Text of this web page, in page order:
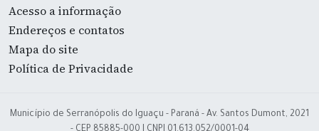
Acesso a informação
Endereços e contatos
Mapa do site
Política de Privacidade
Município de Serranópolis do Iguaçu - Paraná - Av. Santos Dumont, 2021